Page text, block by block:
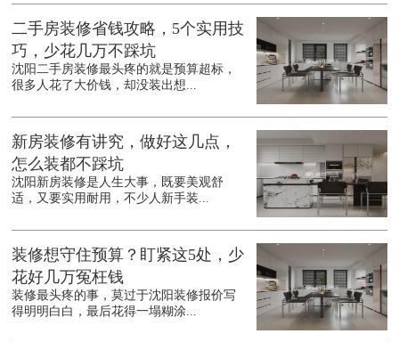
二手房装修省钱攻略，5个实用技
巧，少花几万不踩坑
沈阳二手房装修最头疼的就是预算超标，
很多人花了大价钱，却没装出想...
新房装修有讲究，做好这几点，
怎么装都不踩坑
沈阳新房装修是人生大事，既要美观舒
适，又要实用耐用，不少人新手装...
装修想守住预算？盯紧这5处，少
花好几万冤枉钱
装修最头疼的事，莫过于沈阳装修报价写
得明明白白，最后花得一塌糊涂...